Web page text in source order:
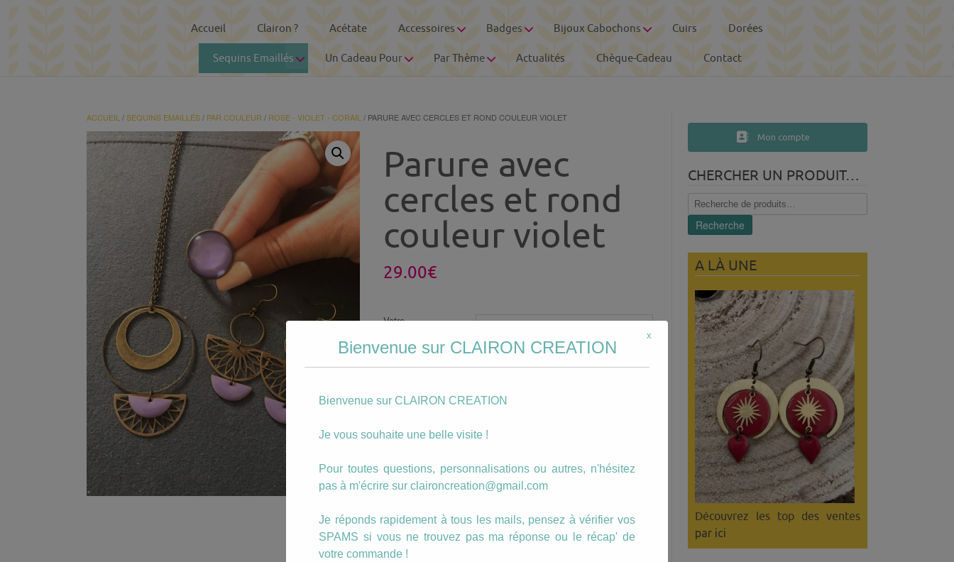
Accueil Clairon ? Acétate Accessoires Badges Bijoux Cabochons Cuirs Dorées
Sequins Emaillés Un Cadeau Pour Par Thème Actualités Chèque-Cadeau Contact
ACCUEIL /SEQUINS EMAILLÉS/ PAR COULEUR / ROSE - VIOLET - CORAIL / PARURE AVEC CERCLES ET ROND COULEUR VIOLET
Parure avec
cercles et rond
couleur violet
29.00€
Votre
Photo personnalisée
quantité
Parure
et
rond
violet
Étiquettes :cercles,collier,sautoir, sequin,violet
Description
Sautoir cercles cuivrés et rond couleur violet.
Mon compte
CHERCHER UN PRODUIT…
Recherche
pour :
Recherche
A LÀ UNE
Découvrez les top des ventes
par ici
Bienvenue sur CLAIRON CREATION
Bienvenue sur CLAIRON CREATION
Je vous souhaite une belle visite !
Pour toutes questions, personnalisations ou autres, n'hésitez
pas à m'écrire sur claironcreation@gmail.com
Je réponds rapidement à tous les mails, pensez à vérifier vos
SPAMS si vous ne trouvez pas ma réponse ou le récap' de
votre commande !
x